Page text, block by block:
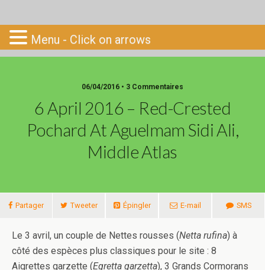
Go-South
06/04/2016 • 3 Commentaires
6 April 2016 – Red-Crested
Pochard At Aguelmam Sidi Ali,
Middle Atlas
Partager Tweeter Épingler E-mail SMS
Le 3 avril, un couple de Nettes rousses (Netta rufina) à
côté des espèces plus classiques pour le site : 8
Aigrettes garzette (Egretta garzetta), 3 Grands Cormorans
Menu - Click on arrows